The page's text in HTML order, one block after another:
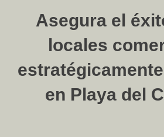
Asegura el
locales
en Playa del